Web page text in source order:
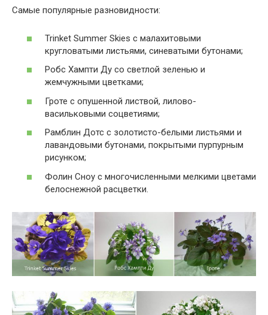
Самые популярные разновидности:
Trinket Summer Skies с малахитовыми
кругловатыми листьями, синеватыми бутонами;
Робс Хампти Ду со светлой зеленью и
жемчужными цветками;
Гроте с опушенной листвой, лилово-
васильковыми соцветиями;
Рамблин Дотс с золотисто-белыми листьями и
лавандовыми бутонами, покрытыми пурпурным
рисунком;
Фолин Сноу с многочисленными мелкими цветами
белоснежной расцветки.